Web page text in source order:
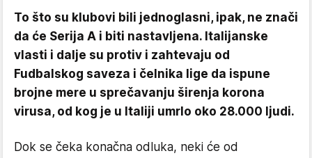
To što su klubovi bili jednoglasni, ipak, ne znači
da će Serija A i biti nastavljena. Italijanske
vlasti i dalje su protiv i zahtevaju od
Fudbalskog saveza i čelnika lige da ispune
brojne mere u sprečavanju širenja korona
virusa, od kog je u Italiji umrlo oko 28.000 ljudi.
Dok se čeka konačna odluka, neki će od